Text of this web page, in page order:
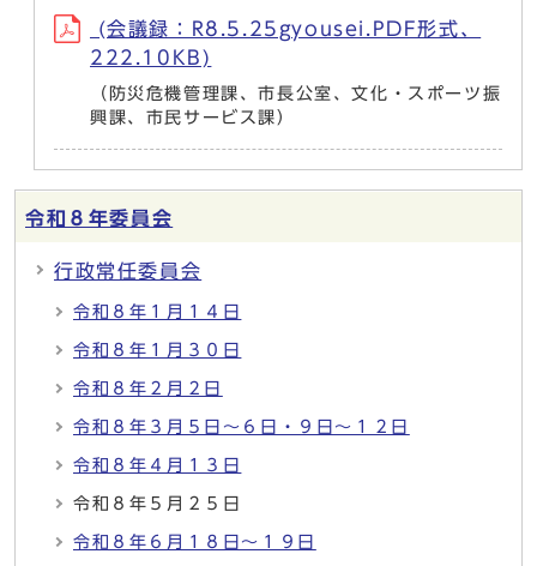
(会議録：R8.5.25gyousei.PDF形式、
222.10KB)
（防災危機管理課、市長公室、文化・スポーツ振
興課、市民サービス課）
令和８年委員会
行政常任委員会
令和８年１月１４日
令和８年１月３０日
令和８年２月２日
令和８年３月５日～６日・９日～１２日
令和８年４月１３日
令和８年５月２５日
令和８年６月１８日～１９日